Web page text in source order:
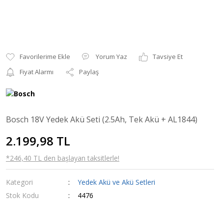
Yorum Yaz
Tavsiye Et
Fiyat Alarmı
Paylaş
Bosch 18V Yedek Akü Seti (2.5Ah, Tek Akü + AL1844)
2.199,98 TL
*246,40 TL den başlayan taksitlerle!
Kategori
Yedek Akü ve Akü Setleri
Stok Kodu
4476